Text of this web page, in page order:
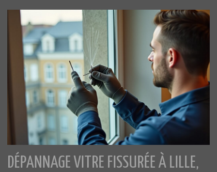
DÉPANNAGE VITRE FISSURÉE À LILLE,